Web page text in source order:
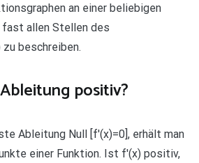
an einer beliebigen
allen Stellen des
beschreiben.
positiv?
Ableitung Null [f'(x)=0], erhält man
einer Funktion. Ist f'(x) positiv,